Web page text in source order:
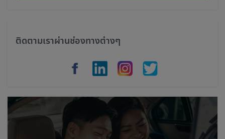
Cambodia
ติดตามเราผ่านช่องทางต่างๆ